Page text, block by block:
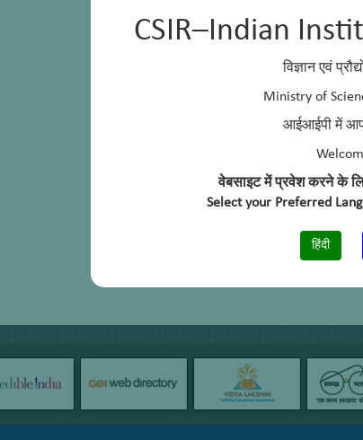
CSIR–Indian
विज्ञान एवं
Ministry of
आईआईपी में
वेबसाइट में प्रवेश करने के
Select your Preferred
हिंदी